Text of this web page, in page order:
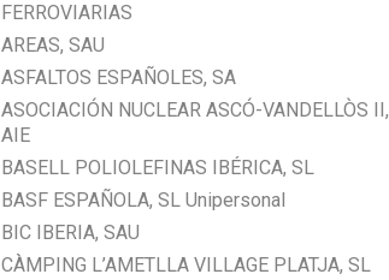
FERROVIARIAS
AREAS, SAU
ASFALTOS ESPAÑOLES, SA
ASOCIACIÓN NUCLEAR ASCÓ-VANDELLÒS II,
AIE
BASELL POLIOLEFINAS IBÉRICA, SL
BASF ESPAÑOLA, SL Unipersonal
BIC IBERIA, SAU
CÀMPING L’AMETLLA VILLAGE PLATJA, SL